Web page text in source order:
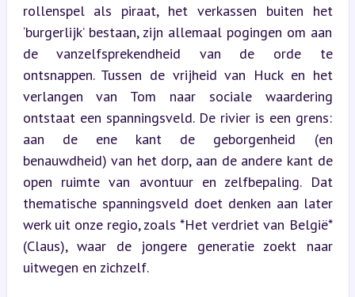
rollenspel als piraat, het verkassen buiten het
‘burgerlijk’ bestaan, zijn allemaal pogingen om aan
de vanzelfsprekendheid van de orde te
ontsnappen. Tussen de vrijheid van Huck en het
verlangen van Tom naar sociale waardering
ontstaat een spanningsveld. De rivier is een grens:
aan de ene kant de geborgenheid (en
benauwdheid) van het dorp, aan de andere kant de
open ruimte van avontuur en zelfbepaling. Dat
thematische spanningsveld doet denken aan later
werk uit onze regio, zoals *Het verdriet van België*
(Claus), waar de jongere generatie zoekt naar
uitwegen en zichzelf.